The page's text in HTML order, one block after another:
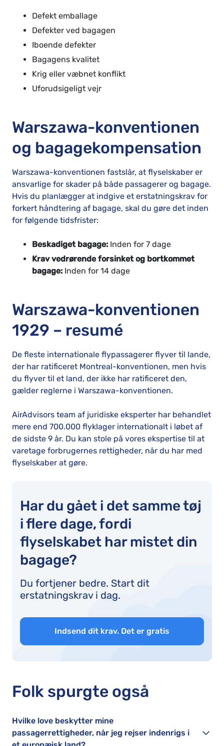
Defekt emballage
Defekter ved bagagen
Iboende defekter
Bagagens kvalitet
Krig eller væbnet konflikt
Uforudsigeligt vejr
Warszawa-konventionen
og bagagekompensation
Warszawa-konventionen fastslår, at flyselskaber er
ansvarlige for skader på både passagerer og bagage.
Hvis du planlægger at indgive et erstatningskrav for
forkert håndtering af bagage, skal du gøre det inden
for følgende tidsfrister:
Beskadiget bagage: Inden for 7 dage
Krav vedrørende forsinket og bortkommet
bagage: Inden for 14 dage
Warszawa-konventionen
1929 – resumé
De fleste internationale flypassagerer flyver til lande,
der har ratificeret Montreal-konventionen, men hvis
du flyver til et land, der ikke har ratificeret den,
gælder reglerne i Warszawa-konventionen.
AirAdvisors team af juridiske eksperter har behandlet
mere end 700.000 flyklager internationalt i løbet af
de sidste 9 år. Du kan stole på vores ekspertise til at
varetage forbrugernes rettigheder, når du har med
flyselskaber at gøre.
Har du gået i det samme tøj
i flere dage, fordi
flyselskabet har mistet din
bagage?
Du fortjener bedre. Start dit
erstatningskrav i dag.
Indsend dit krav. Det er gratis
Folk spurgte også
Hvilke love beskytter mine
passagerrettigheder, når jeg rejser indenrigs i